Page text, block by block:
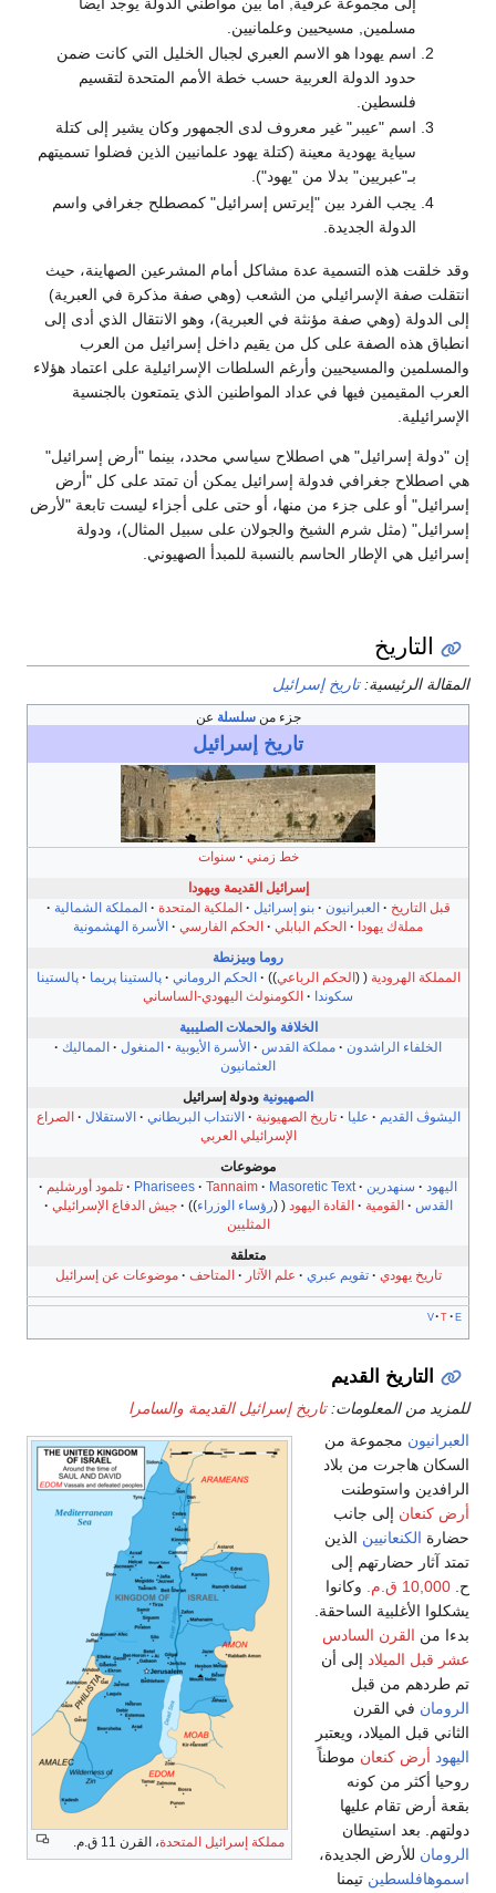
مسلمين, مسيحيين وعلمانيين.
اسم يهودا هو الاسم العبري لجبال الخليل التي كانت ضمن
حدود الدولة العربية حسب خطة الأمم المتحدة لتقسيم
فلسطين.
اسم "عيبر" غير معروف لدى الجمهور وكان يشير إلى كتلة
سياية يهودية معينة (كتلة يهود علمانيين الذين فضلوا تسميتهم
بـ"عبريين" بدلا من "يهود").
يجب الفرد بين "إيرتس إسرائيل" كمصطلح جغرافي واسم
الدولة الجديدة.
خلقت هذه التسمية عدة مشاكل أمام المشرعين الصهاينة، حيث
صفة الإسرائيلي من الشعب (وهي صفة مذكرة في العبرية)
الدولة (وهي صفة مؤنثة في العبرية)، وهو الانتقال الذي أدى إلى
هذه الصفة على كل من يقيم داخل إسرائيل من العرب
والمسيحيين وأرغم السلطات الإسرائيلية على اعتماد هؤلاء
المقيمين فيها في عداد المواطنين الذي يتمتعون بالجنسية
"دولة إسرائيل" هي اصطلاح سياسي محدد، بينما "أرض إسرائيل"
اصطلاح جغرافي فدولة إسرائيل يمكن أن تمتد على كل "أرض
أو على جزء من منها، أو حتى على أجزاء ليست تابعة "لأرض
(مثل شرم الشيخ والجولان على سبيل المثال)، ودولة
هي الإطار الحاسم بالنسبة للمبدأ الصهيوني.
التاريخ
الرئيسية:تاريخ إسرائيل
جزء من سلسلةعن
تاريخإسرائيل
خط زمني
سنوات
إسرائيل القديمة ويهودا
قبل التاريخ
العبرانيون بنو إسرائيل الملكية المتحدة
المملكة الشمالية
مملةك يهودا
الحكم البابلي الحكم الفارسي
الأسرة الهشمونية
وبيزنطة
المملكة الهرودية
الحكم الرباعي الحكم الروماني پالستينا پريما
پالستينا
سكوندا
الكومنولث اليهودي-الساساني
الخلافة والحملات الصليبية
الخلفاء الراشدون
مملكة القدس الأسرة الأيوبية المنغول
المماليك
العثمانيون
الصهيونيةودولة إسرائيل
اليشوڤ القديم
عليا تاريخ الصهيونية الانتداب البريطاني الاستقلال
الصراع
الإسرائيلي العربي
موضوعات
سنهدرين Pharisees Tannaim Masoretic Text
تلمود أورشليم
القدس
القومية القادة اليهود رؤساء الوزراء
جيش الدفاع الإسرائيلي
المثليين
متعلقة
تاريخ يهودي
تقويم عبري علم الآثار المتاحف موضوعات عن إسرائيل
v
التاريخ القديم
من المعلومات:تاريخ إسرائيل القديمة والسامرا
مملكة إسرائيل المتحدة، القرن 11 ق.م.
مجموعة من
هاجرت من بلاد
واستوطنت
كنعانإلى جانب
الكنعانيينالذين
آثار حضارتهم إلى
10,000 ق.م.
وكانوا
الأغلبية الساحقة.
من القرن السادس
قبل الميلادإلى أن
طردهم من قبل
في القرن
قبل الميلاد، ويعتبر
أرض كنعانموطناً
أكثر من كونه
أرض تقام عليها
بعد استيطان
للأرض الجديدة،
تيمنا